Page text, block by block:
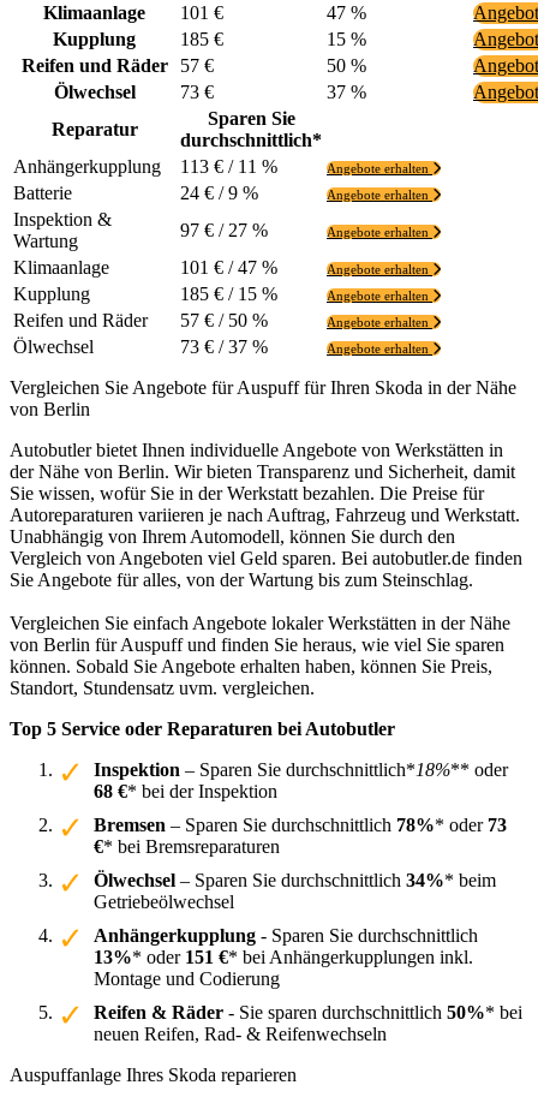
Klimaanlage
101 € 47 %
Kupplung
185 € 15 %
Reifen und Räder
57 € 50 %
Ölwechsel
73 € 37 %
Reparatur
Sparen Sie
durchschnittlich*
Anhängerkupplung
113 € / 11 % Angebote erhalten
Batterie 24 € / 9 % Angebote erhalten
Inspektion &
Wartung
97 € / 27 % Angebote erhalten
Klimaanlage 101 € / 47 % Angebote erhalten
Kupplung 185 € / 15 % Angebote erhalten
Reifen und Räder 57 € / 50 % Angebote erhalten
Ölwechsel 73 € / 37 % Angebote erhalten
Vergleichen Sie Angebote für Auspuff für Ihren Skoda in der Nähe
von Berlin
Autobutler bietet Ihnen individuelle Angebote von Werkstätten in
der Nähe von Berlin. Wir bieten Transparenz und Sicherheit, damit
Sie wissen, wofür Sie in der Werkstatt bezahlen. Die Preise für
Autoreparaturen variieren je nach Auftrag, Fahrzeug und Werkstatt.
Unabhängig von Ihrem Automodell, können Sie durch den
Vergleich von Angeboten viel Geld sparen. Bei autobutler.de finden
Sie Angebote für alles, von der Wartung bis zum Steinschlag.
Vergleichen Sie einfach Angebote lokaler Werkstätten in der Nähe
von Berlin für Auspuff und finden Sie heraus, wie viel Sie sparen
können. Sobald Sie Angebote erhalten haben, können Sie Preis,
Standort, Stundensatz uvm. vergleichen.
Top 5 Service oder Reparaturen bei Autobutler
Inspektion – Sparen Sie durchschnittlich*18%** oder
68 €* bei der Inspektion
Bremsen – Sparen Sie durchschnittlich 78%* oder 73
€* bei Bremsreparaturen
Ölwechsel – Sparen Sie durchschnittlich 34%* beim
Getriebeölwechsel
Anhängerkupplung - Sparen Sie durchschnittlich
13%* oder 151 €* bei Anhängerkupplungen inkl.
Montage und Codierung
Reifen & Räder - Sie sparen durchschnittlich 50%* bei
neuen Reifen, Rad- & Reifenwechseln
Auspuffanlage Ihres Skoda reparieren